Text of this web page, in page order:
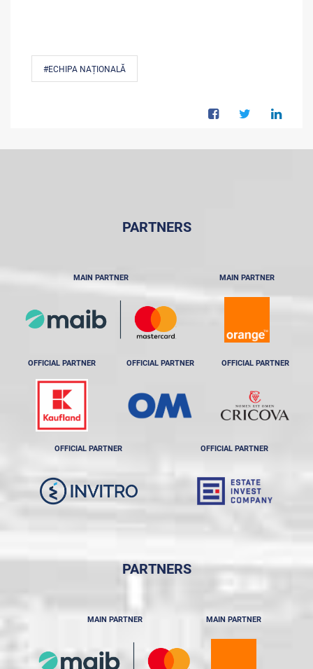
#ECHIPA NAȚIONALĂ
PARTNERS
MAIN PARTNER MAIN PARTNER
OFFICIAL PARTNER OFFICIAL PARTNER OFFICIAL PARTNER
OFFICIAL PARTNER OFFICIAL PARTNER
PARTNERS
MAIN PARTNER MAIN PARTNER